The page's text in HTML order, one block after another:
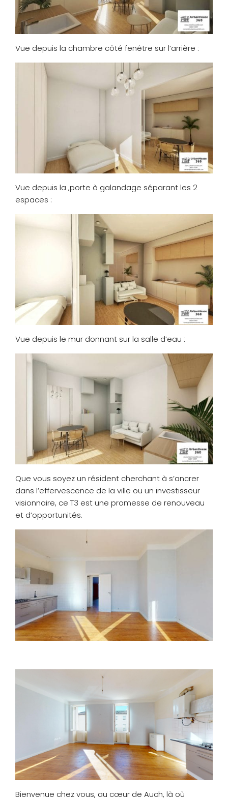
Vue depuis la chambre côté fenêtre sur l’arrière :
Vue depuis la ,porte à galandage séparant les 2
espaces :
Vue depuis le mur donnant sur la salle d’eau :
Que vous soyez un résident cherchant à s’ancrer
dans l’effervescence de la ville ou un investisseur
visionnaire, ce T3 est une promesse de renouveau
et d’opportunités.
Bienvenue chez vous, au cœur de Auch, là où